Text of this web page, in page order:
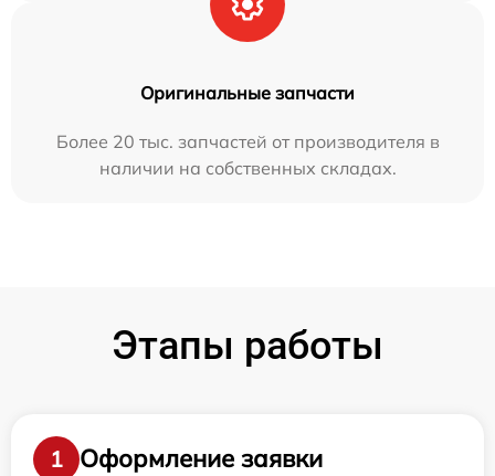
Оригинальные запчасти
Более 20 тыс. запчастей от производителя в
наличии на собственных складах.
Этапы работы
1
Оформление заявки